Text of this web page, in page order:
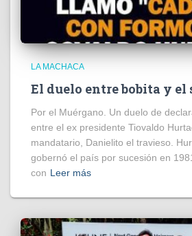
LA MACHACA
El duelo entre bobita y
Por el Muérgano. Un duelo de
entre el ex presidente Tiovaldo
mandatario, Danielito el travieso.
gobernó el país por sucesión en
con Leer más